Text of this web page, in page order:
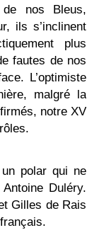
nos Bleus,
ils s’inclinent
plus
fautes de nos
L’optimiste
malgré la
notre XV
polar qui ne
Duléry.
Gilles de Rais